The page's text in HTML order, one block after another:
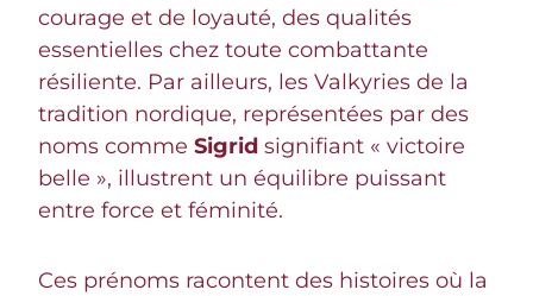
courage et de loyauté, des qualités
essentielles chez toute combattante
résiliente. Par ailleurs, les Valkyries de la
tradition nordique, représentées par des
noms comme Sigrid signifiant « victoire
belle », illustrent un équilibre puissant
entre force et féminité.
Ces prénoms racontent des histoires où la